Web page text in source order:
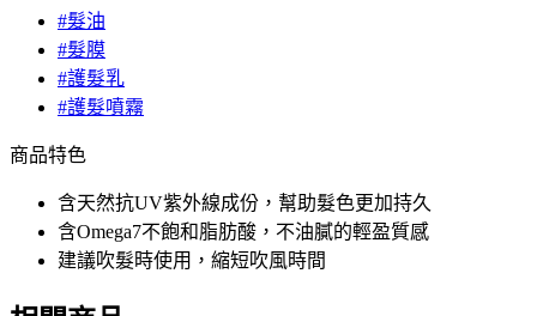
#髮油
#髮膜
#護髮乳
#護髮噴霧
商品特色
含天然抗UV紫外線成份，幫助髮色更加持久
含Omega7不飽和脂肪酸，不油膩的輕盈質感
建議吹髮時使用，縮短吹風時間